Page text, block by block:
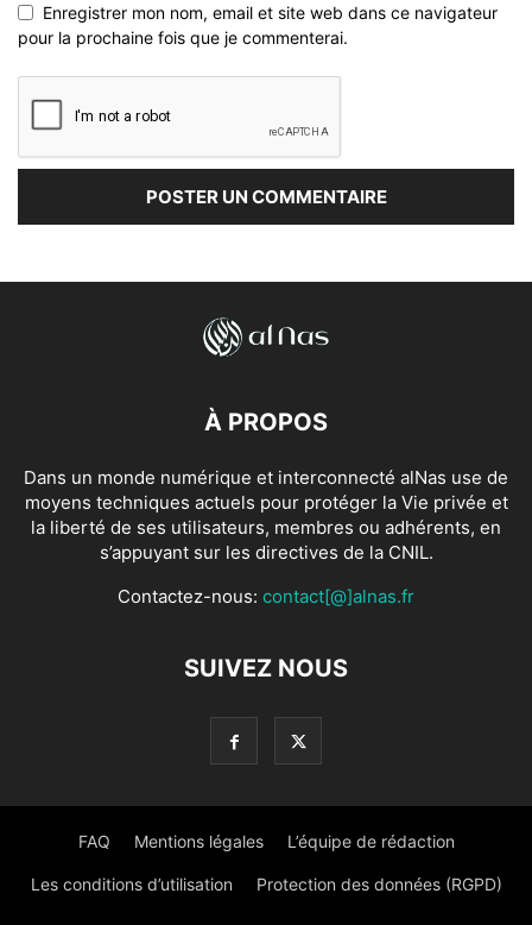
Enregistrer mon nom, email et site web dans ce navigateur
pour la prochaine fois que je commenterai.
À PROPOS
Dans un monde numérique et interconnecté alNas use de
moyens techniques actuels pour protéger la Vie privée et
la liberté de ses utilisateurs, membres ou adhérents, en
s’appuyant sur les directives de la CNIL.
Contactez-nous: contact[@]alnas.fr
SUIVEZ NOUS
FAQ Mentions légales L’équipe de rédaction
Les conditions d’utilisation Protection des données (RGPD)